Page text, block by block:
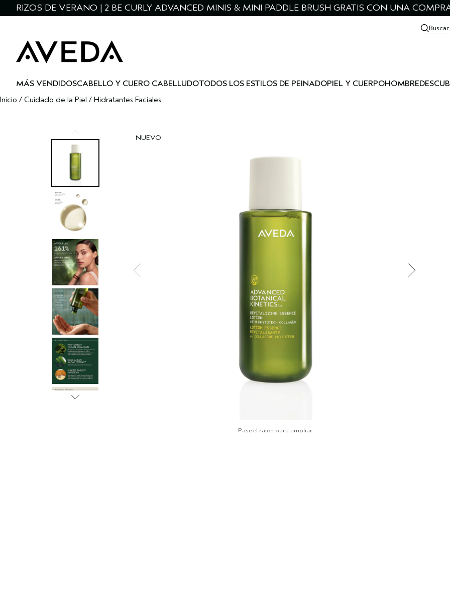
RIZOS DE VERANO | 2 BE CURLY ADVANCED MINIS & MINI PADDLE BRUSH GRATIS CON UNA
Buscar
MÁS VENDIDOSCABELLO Y CUERO CABELLUDOTODOS LOS ESTILOS DE PEINADOPIEL Y CUERPOHOMBRE
Inicio / Cuidado de la Piel / Hidratantes Faciales
NUEVO
Pase el ratón para ampliar